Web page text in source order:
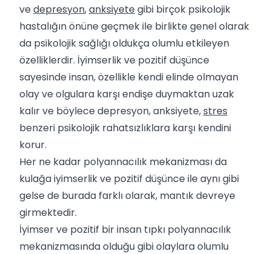
vedepresyon,anksiyetegibi birçok psikolojik
hastalığın önüne geçmek ile birlikte genel olarak
da psikolojik sağlığı oldukça olumlu etkileyen
özelliklerdir. İyimserlik ve pozitif düşünce
sayesinde insan, özellikle kendi elinde olmayan
olay ve olgulara karşı endişe duymaktan uzak
kalır ve böylece depresyon, anksiyete,stres
benzeri psikolojik rahatsızlıklara karşı kendini
korur.
Her ne kadar polyannacılık mekanizması da
kulağa iyimserlik ve pozitif düşünce ile aynı gibi
gelse de burada farklı olarak, mantık devreye
girmektedir.
İyimser ve pozitif bir insan tıpkı polyannacılık
mekanizmasında olduğu gibi olaylara olumlu